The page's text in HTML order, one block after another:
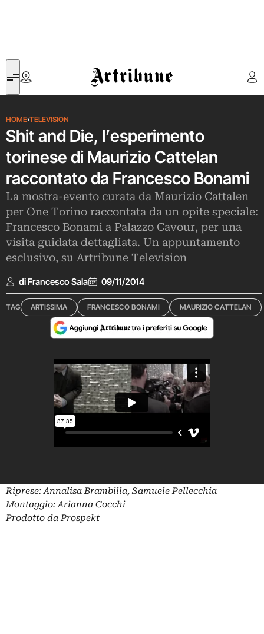
Artribune
HOME›TELEVISION
Shit and Die, l’esperimento
torinese di Maurizio Cattelan
raccontato da Francesco Bonami
La mostra-evento curata da Maurizio Cattalen
per One Torino raccontata da un opite speciale:
Francesco Bonami a Palazzo Cavour, per una
visita guidata dettagliata. Un appuntamento
esclusivo, su Artribune Television
di Francesco Sala 09/11/2014
TAG ARTISSIMA FRANCESCO BONAMI MAURIZIO CATTELAN
Riprese: Annalisa Brambilla, Samuele Pellecchia
Montaggio: Arianna Cocchi
Prodotto da Prospekt